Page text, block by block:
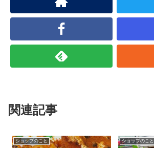
関連記事
ショップのこと ショップのこと